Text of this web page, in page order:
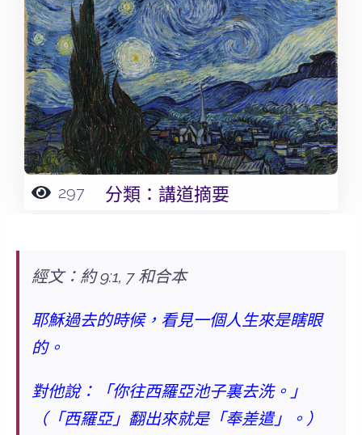
297 分類：講道摘要
經文：約 9:1, 7 和合本
耶穌過去的時候，看見一個人生來是瞎眼
的。
對他說：「你往西羅亞池子裏去洗。」
（「西羅亞」翻出來就是「奉差遣」。）